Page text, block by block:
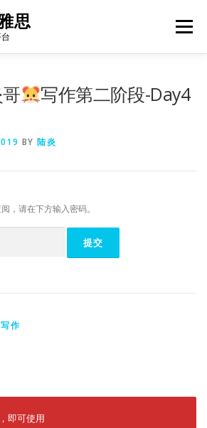
思 Menu
写作第二阶段-Day4
BY 陆炎
，请在下方输入密码。
作
即可使用